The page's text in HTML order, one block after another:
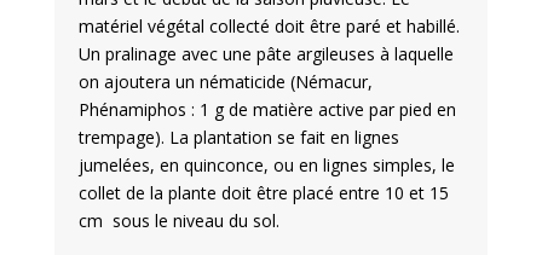
matériel végétal collecté doit être paré et habillé.
Un pralinage avec une pâte argileuses à laquelle
on ajoutera un nématicide (Némacur,
Phénamiphos : 1 g de matière active par pied en
trempage). La plantation se fait en lignes
jumelées, en quinconce, ou en lignes simples, le
collet de la plante doit être placé entre 10 et 15
cm sous le niveau du sol.